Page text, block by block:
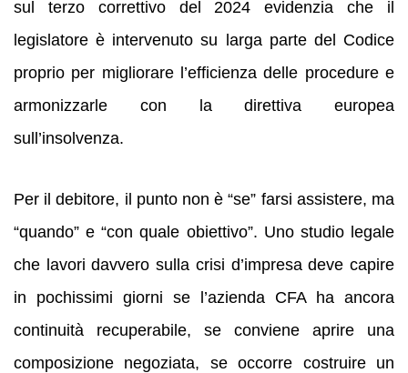
sul terzo correttivo del 2024 evidenzia che il
legislatore è intervenuto su larga parte del Codice
proprio per migliorare l’efficienza delle procedure e
armonizzarle con la direttiva europea
sull’insolvenza.
Per il debitore, il punto non è “se” farsi assistere, ma
“quando” e “con quale obiettivo”. Uno studio legale
che lavori davvero sulla crisi d’impresa deve capire
in pochissimi giorni se l’azienda CFA ha ancora
continuità recuperabile, se conviene aprire una
composizione negoziata, se occorre costruire un